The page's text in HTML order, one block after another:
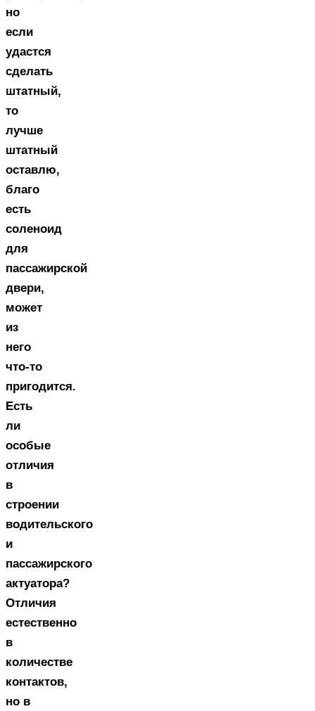
но
если
удастся
сделать
штатный,
то
лучше
штатный
оставлю,
благо
есть
соленоид
для
пассажирской
двери,
может
из
него
что-то
пригодится.
Есть
ли
особые
отличия
в
строении
водительского
и
пассажирского
актуатора?
Отличия
естественно
в
количестве
контактов,
но в